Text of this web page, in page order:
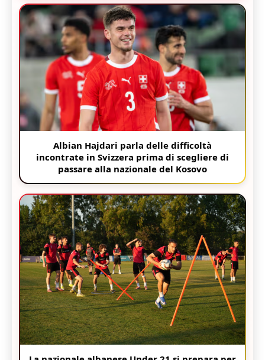
Albian Hajdari parla delle difficoltà
incontrate in Svizzera prima di scegliere di
passare alla nazionale del Kosovo